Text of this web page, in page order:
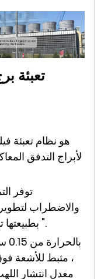
تعبئة
لأبراج التدفق
توفر
والاضطراب
بطبيعتها تباعد لوح التعبئة المنتظم عند 0.75 ".
، مثبط للأشعة